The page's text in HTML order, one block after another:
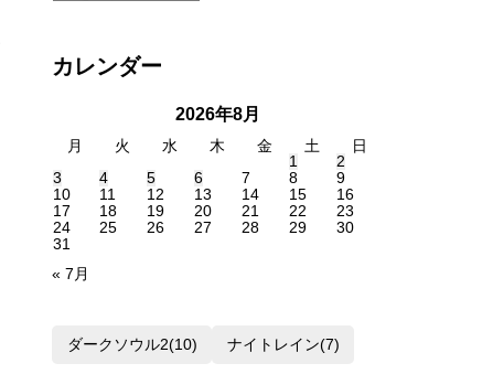
ー
カレンダー
2026年8月
月 火 水 木 金 土
日
1
2
3
4 5 6 7 8
9
10
11 12 13 14 15
16
17
18 19 20 21 22
23
24
25 26 27 28 29
30
31
« 7月
ダークソウル2(10) ナイトレイン(7)